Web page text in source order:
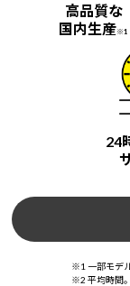
高品質な
国内生産※1
24
※1 一部モデ
※2 平均時間